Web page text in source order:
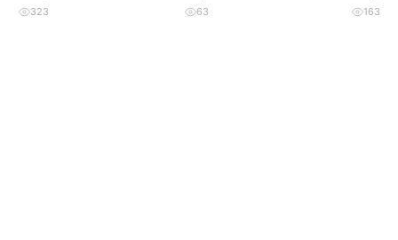
323 63 163